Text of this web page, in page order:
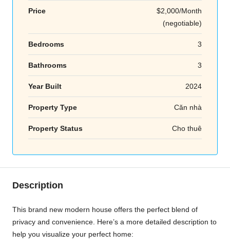
Price
$2,000/Month
(negotiable)
Bedrooms 3
Bathrooms 3
Year Built 2024
Property Type Căn nhà
Property Status Cho thuê
Description
This brand new modern house offers the perfect blend of
privacy and convenience. Here’s a more detailed description to
help you visualize your perfect home: